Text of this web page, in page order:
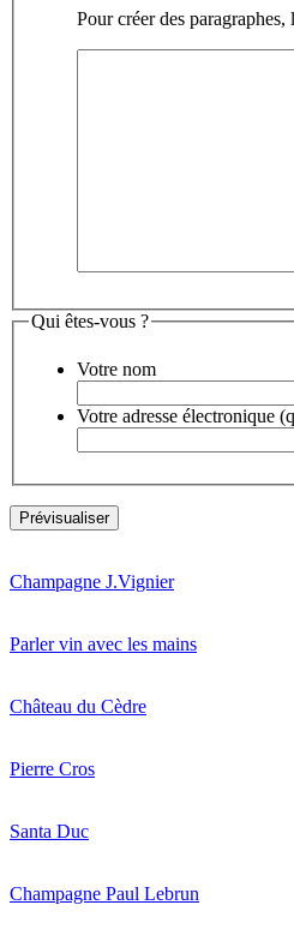
Pour créer des
Qui êtes-vous ?
Votre nom
Votre adresse électronique
Champagne J.Vignier
Parler vin avec les mains
Château du Cèdre
Pierre Cros
Santa Duc
Champagne Paul Lebrun